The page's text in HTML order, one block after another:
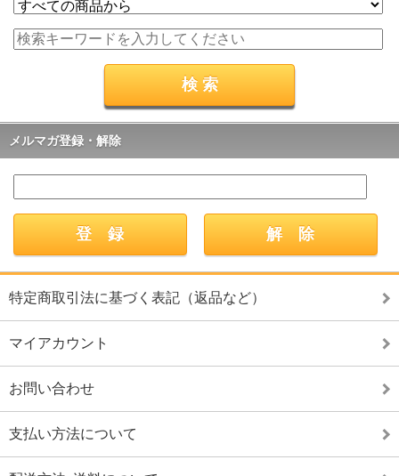
メルマガ登録・解除
特定商取引法に基づく表記（返品など）
マイアカウント
お問い合わせ
支払い方法について